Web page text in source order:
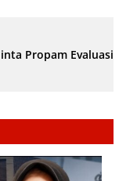
Propam Evaluasi